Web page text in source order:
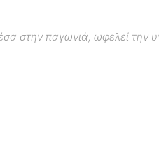
στην παγωνιά, ωφελεί την